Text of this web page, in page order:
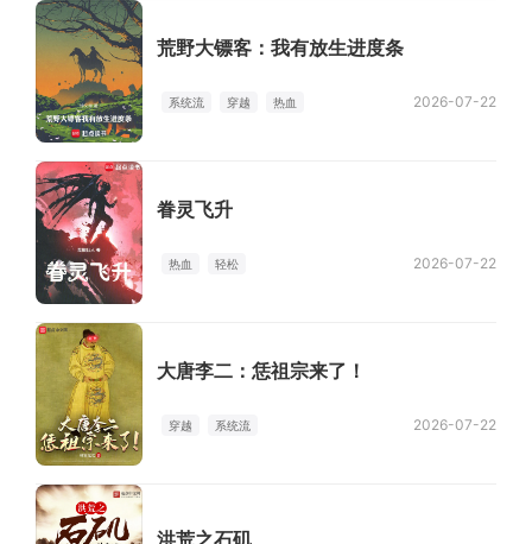
荒野大镖客：我有放生进度条
系统流 穿越 热血 2026-07-22
眷灵飞升
热血 轻松 2026-07-22
大唐李二：恁祖宗来了！
穿越 系统流 2026-07-22
洪荒之石矶